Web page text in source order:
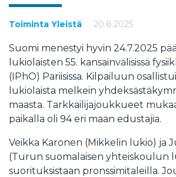
Toiminta Yleistä 20.8.2025
Suomi menestyi hyvin 24.7.2025
lukiolaisten 55. kansainvälisissä
(IPhO) Pariisissa. Kilpailuun
lukiolaista melkein
maasta. Tarkkailijajoukkueet
paikalla oli 94 eri maan edustajia.
Veikka Karonen (Mikkelin lukio) ja
(Turun suomalaisen yhteiskoulun
suorituksistaan pronssimitaleilla.